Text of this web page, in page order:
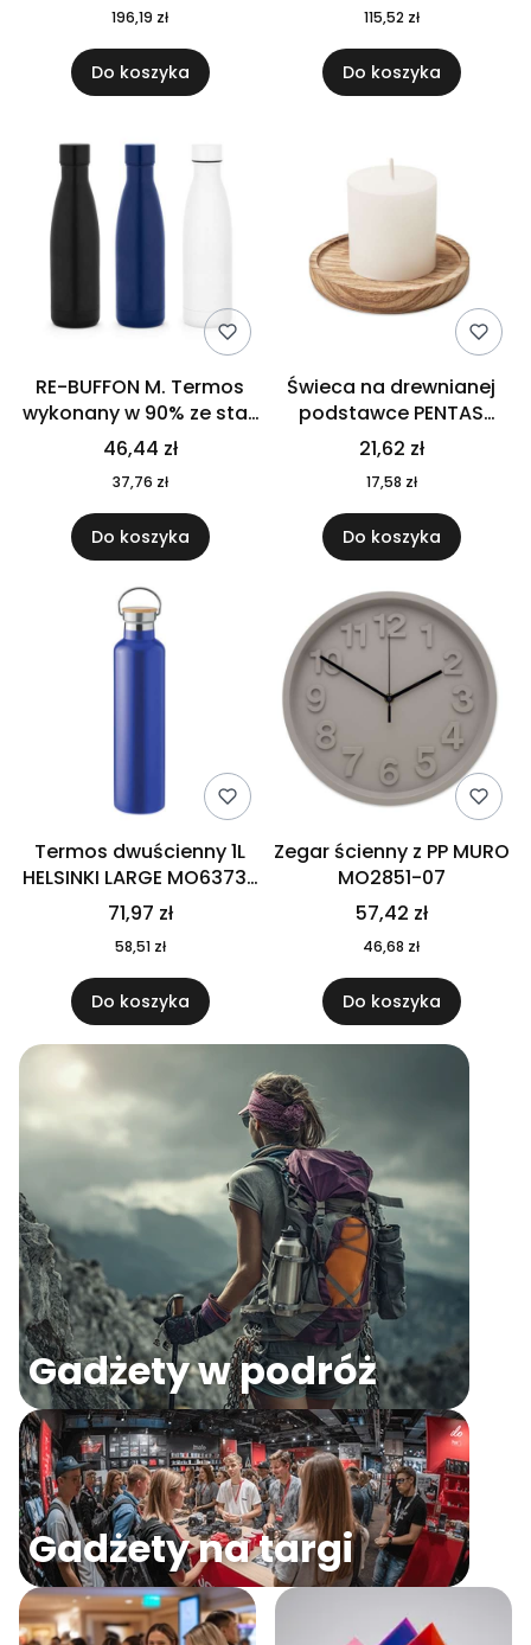
196,19 zł
Do koszyka
115,52 zł
Do koszyka
RE-BUFFON M. Termos
wykonany w 90% ze stali
nierdzewnej
pochodzącej z
recyklingu 520 ml 94294
46,44 zł
37,76 zł
Do koszyka
Świeca na drewnianej
podstawce PENTAS
MO6282-40
21,62 zł
17,58 zł
Do koszyka
Termos dwuścienny 1L
HELSINKI LARGE MO6373-
04
71,97 zł
58,51 zł
Do koszyka
Zegar ścienny z PP MURO
MO2851-07
57,42 zł
46,68 zł
Do koszyka
Gadżety w podróż
Gadżety na targi